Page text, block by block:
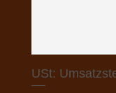
USt: